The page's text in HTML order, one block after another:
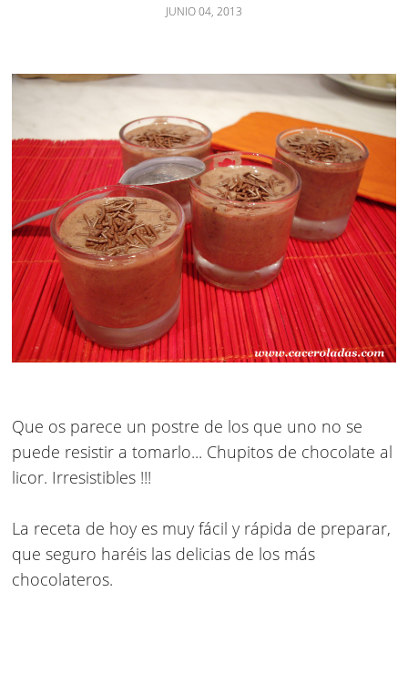
JUNIO 04, 2013
Que os parece un postre de los que uno no se
puede resistir a tomarlo... Chupitos de chocolate al
licor. Irresistibles !!!
La receta de hoy es muy fácil y rápida de preparar,
que seguro haréis las delicias de los más
chocolateros.